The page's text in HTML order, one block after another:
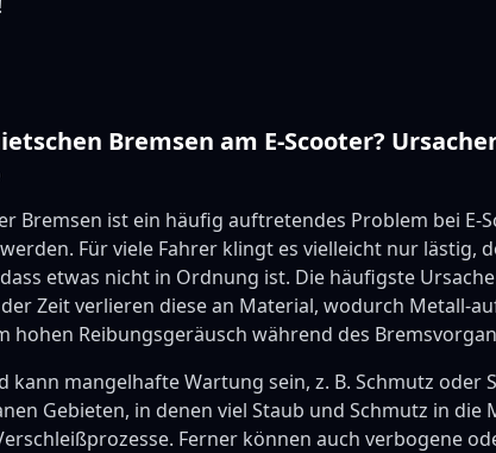
Bremsen am E-Scooter?
Bremsen ist ein häufig auftretendes Problem bei E-
Für viele Fahrer klingt es vielleicht nur lästig,
etwas nicht in Ordnung ist. Die häufigste
Zeit verlieren diese an Material, wodurch Metall-
hohen Reibungsgeräusch während des
kann mangelhafte Wartung sein, z. B. Schmutz oder
Gebieten, in denen viel Staub und Schmutz in die
Ferner können auch verbogene